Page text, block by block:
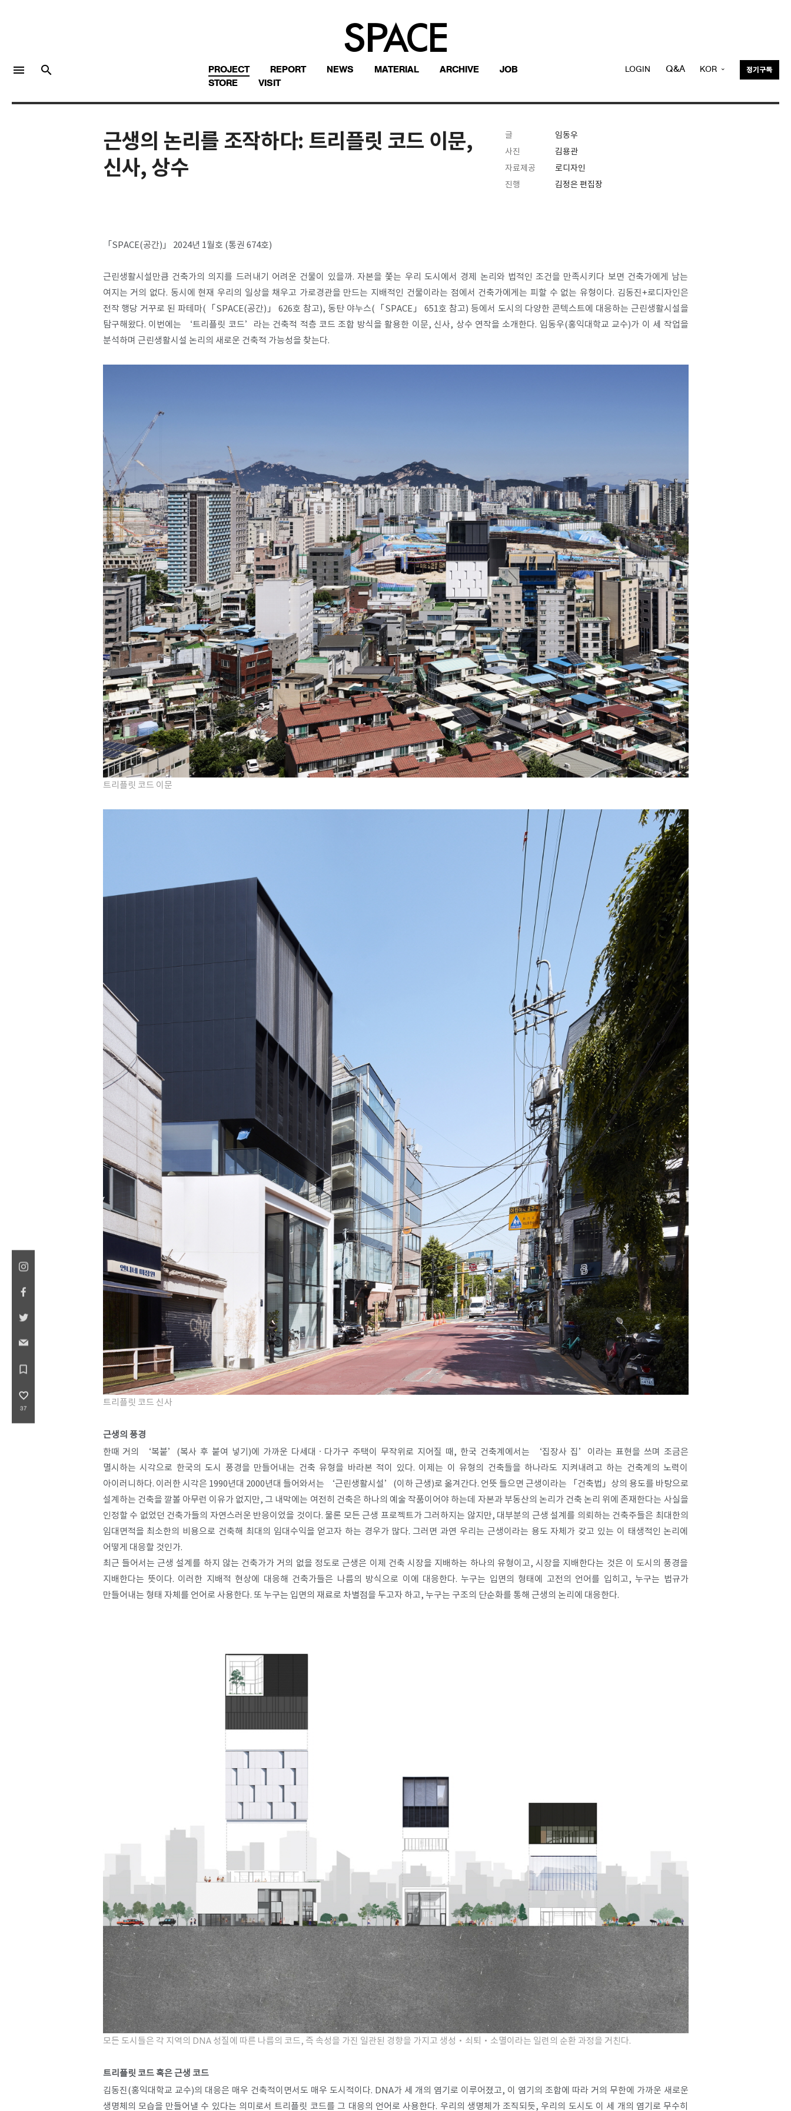
회원가입
menu search PROJECT REPORT NEWS MATERIAL ARCHIVE
JOB
STORE
VISIT
LOGIN Q&A KOR 정기구독
근생의 논리를 조작하다: 트리플릿 코드 이문,
신사, 상수
글
임동우
사진
김용관
자료제공
로디자인
진행
김정은 편집장
「SPACE(공간)」 2024년 1월호 (통권 674호)
근린생활시설만큼 건축가의 의지를 드러내기 어려운 건물이 있을까. 자본을 쫓는 우리 도시에서 경제 논리와 법적인 조건을 만족시키다 보면 건축가에게 남는
여지는 거의 없다. 동시에 현재 우리의 일상을 채우고 가로경관을 만드는 지배적인 건물이라는 점에서 건축가에게는 피할 수 없는 유형이다. 김동진+로디자인은
전작 행당 거꾸로 된 파테마(「SPACE(공간)」 626호 참고), 동탄 야누스(「SPACE」 651호 참고) 등에서 도시의 다양한 콘텍스트에 대응하는 근린생활시설을
탐구해왔다. 이번에는 ‘트리플릿 코드’라는 건축적 적층 코드 조합 방식을 활용한 이문, 신사, 상수 연작을 소개한다. 임동우(홍익대학교 교수)가 이 세 작업을
분석하며 근린생활시설 논리의 새로운 건축적 가능성을 찾는다.
트리플릿 코드 이문
트리플릿 코드 신사
근생의 풍경
한때 거의 ‘복붙’(복사 후 붙여 넣기)에 가까운 다세대ㆍ다가구 주택이 무작위로 지어질 때, 한국 건축계에서는 ‘집장사 집’이라는 표현을 쓰며 조금은
멸시하는 시각으로 한국의 도시 풍경을 만들어내는 건축 유형을 바라본 적이 있다. 이제는 이 유형의 건축들을 하나라도 지켜내려고 하는 건축계의 노력이
아이러니하다. 이러한 시각은 1990년대 2000년대 들어와서는 ‘근린생활시설’(이하 근생)로 옮겨간다. 언뜻 들으면 근생이라는 「건축법」상의 용도를 바탕으로
설계하는 건축을 깔볼 아무런 이유가 없지만, 그 내막에는 여전히 건축은 하나의 예술 작품이어야 하는데 자본과 부동산의 논리가 건축 논리 위에 존재한다는 사실을
인정할 수 없었던 건축가들의 자연스러운 반응이었을 것이다. 물론 모든 근생 프로젝트가 그러하지는 않지만, 대부분의 근생 설계를 의뢰하는 건축주들은 최대한의
임대면적을 최소한의 비용으로 건축해 최대의 임대수익을 얻고자 하는 경우가 많다. 그러면 과연 우리는 근생이라는 용도 자체가 갖고 있는 이 태생적인 논리에
어떻게 대응할 것인가.
최근 들어서는 근생 설계를 하지 않는 건축가가 거의 없을 정도로 근생은 이제 건축 시장을 지배하는 하나의 유형이고, 시장을 지배한다는 것은 이 도시의 풍경을
지배한다는 뜻이다. 이러한 지배적 현상에 대응해 건축가들은 나름의 방식으로 이에 대응한다. 누구는 입면의 형태에 고전의 언어를 입히고, 누구는 법규가
만들어내는 형태 자체를 언어로 사용한다. 또 누구는 입면의 재료로 차별점을 두고자 하고, 누구는 구조의 단순화를 통해 근생의 논리에 대응한다.
모든 도시들은 각 지역의 DNA 성질에 따른 나름의 코드, 즉 속성을 가진 일관된 경향을 가지고 생성·쇠퇴 ·​ 소멸이라는 일련의 순환 과정을 거친다.
트리플릿 코드 혹은 근생 코드
김동진(홍익대학교 교수)의 대응은 매우 건축적이면서도 매우 도시적이다. DNA가 세 개의 염기로 이루어졌고, 이 염기의 조합에 따라 거의 무한에 가까운 새로운
생명체의 모습을 만들어낼 수 있다는 의미로서 트리플릿 코드를 그 대응의 언어로 사용한다. 우리의 생명체가 조직되듯, 우리의 도시도 이 세 개의 염기로 무수히
bookmark_border
favorite_border
37